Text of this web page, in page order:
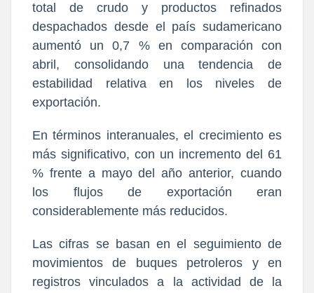
total de crudo y productos refinados
despachados desde el país sudamericano
aumentó un 0,7 % en comparación con
abril, consolidando una tendencia de
estabilidad relativa en los niveles de
exportación.
En términos interanuales, el crecimiento es
más significativo, con un incremento del 61
% frente a mayo del año anterior, cuando
los flujos de exportación eran
considerablemente más reducidos.
Las cifras se basan en el seguimiento de
movimientos de buques petroleros y en
registros vinculados a la actividad de la